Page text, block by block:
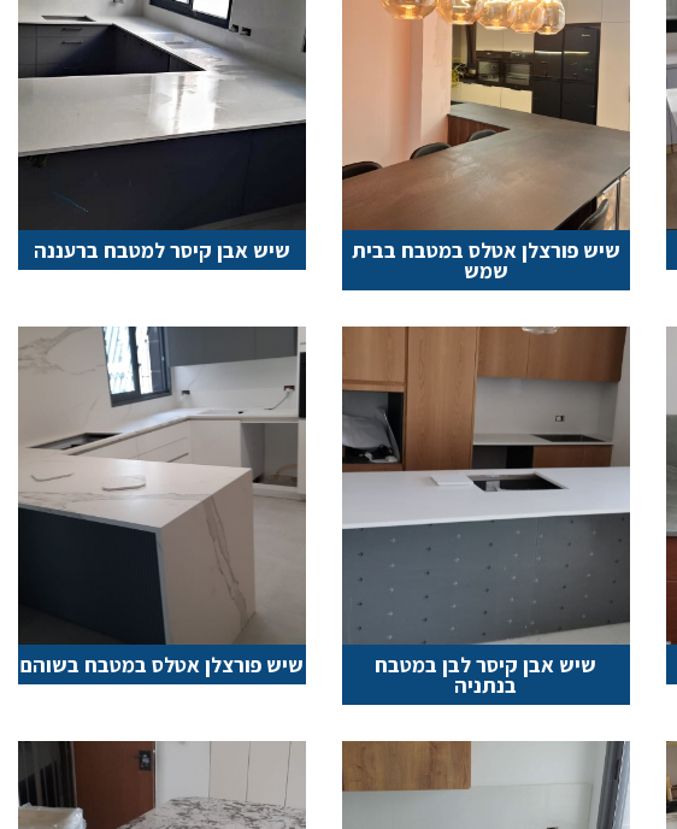
שיש פורצלן אטלס במטבח בבית
שמש
שיש אבן קיסר למטבח ברעננה
שיש אבן קיסר לבן במטבח
בנתניה
שיש פורצלן אטלס במטבח בשוהם